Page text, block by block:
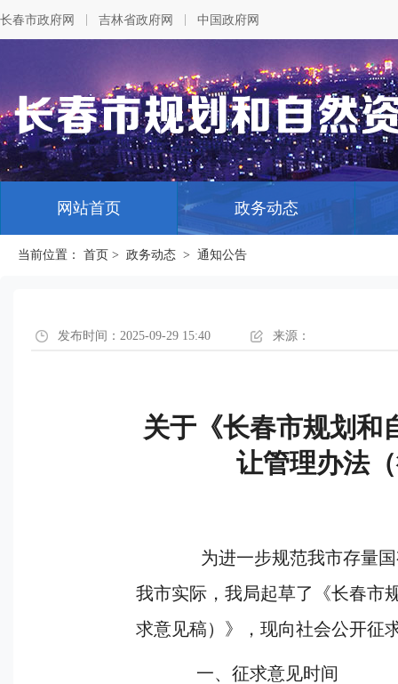
长春市政府网 吉林省政府网 中国政府网
网站首页 政务动态
当前位置： 首页 > 政务动态 > 通知公告
发布时间：2025-09-29 15:40 来源：
关于《长春市规划和
让管理办法
为进一步规范我市存量
我市实际，我局起草了《长春市
求意见稿）》，现向社会公开征
一、征求意见时间